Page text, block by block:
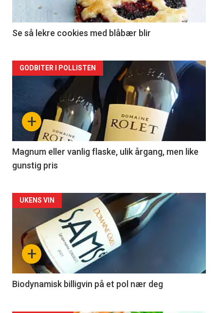
2
Se så lekre cookies med blåbær blir
Forsiden
akkurat
nå
3
+
GODBITER I POLLISTEN
Magnum eller vanlig flaske, ulik årgang, men like
gunstig pris
Forsiden
akkurat
nå
4
+
UKENS VIN
Biodynamisk billigvin på et pol nær deg